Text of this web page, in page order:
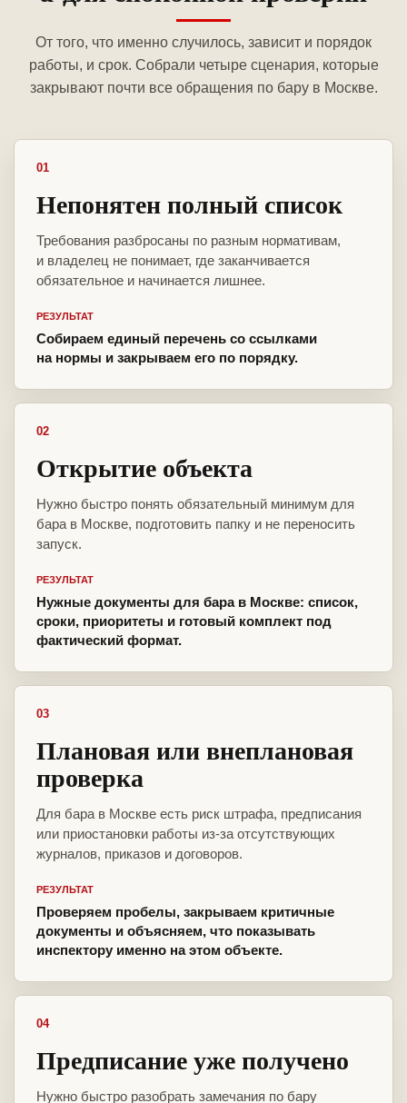
От того, что именно случилось, зависит и порядок
работы, и срок. Собрали четыре сценария, которые
закрывают почти все обращения по бару в Москве.
01
Непонятен полный список
Требования разбросаны по разным нормативам,
и владелец не понимает, где заканчивается
обязательное и начинается лишнее.
РЕЗУЛЬТАТ
Собираем единый перечень со ссылками
на нормы и закрываем его по порядку.
02
Открытие объекта
Нужно быстро понять обязательный минимум для
бара в Москве, подготовить папку и не переносить
запуск.
РЕЗУЛЬТАТ
Нужные документы для бара в Москве: список,
сроки, приоритеты и готовый комплект под
фактический формат.
03
Плановая или внеплановая
проверка
Для бара в Москве есть риск штрафа, предписания
или приостановки работы из-за отсутствующих
журналов, приказов и договоров.
РЕЗУЛЬТАТ
Проверяем пробелы, закрываем критичные
документы и объясняем, что показывать
инспектору именно на этом объекте.
04
Предписание уже получено
Нужно быстро разобрать замечания по бару